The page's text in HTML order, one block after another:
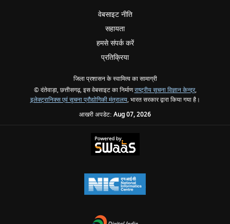
वेबसाइट नीति
सहायता
हमसे संपर्क करें
प्रतिक्रिया
जिला प्रशासन के स्वामित्व का सामाग्री
© दंतेवाड़ा, छत्तीसगढ़, इस वेबसाइट का निर्माणराष्ट्रीय सूचना विज्ञान केन्द्र,
इलेक्ट्रानिक्स एवं सूचना प्रौद्योगिकी मंत्रालय, भारत सरकार द्वारा किया गया है।
आखरी अपडेट: Aug 07, 2026